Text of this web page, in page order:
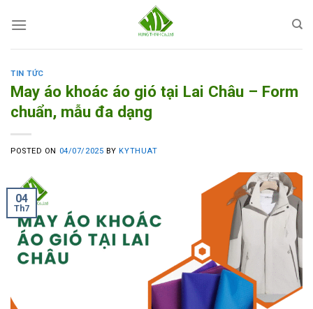
TIN TỨC
May áo khoác áo gió tại Lai Châu – Form
chuẩn, mẫu đa dạng
POSTED ON 04/07/2025 BYKYTHUAT
04
Th7